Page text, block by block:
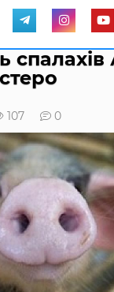
107 0